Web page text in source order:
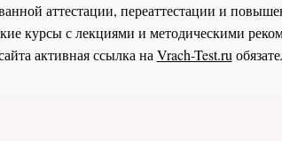
аттестации, переаттестации и
курсы с лекциями и методическими
активная ссылка наVrach-Test.ru